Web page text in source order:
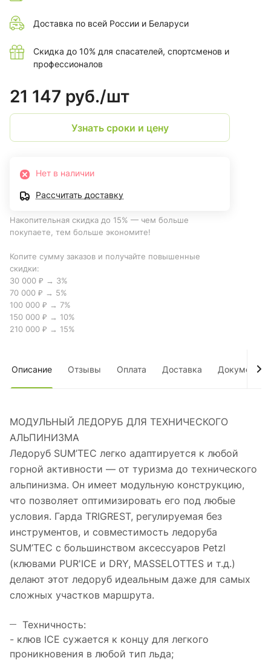
Доставка по всей России и Беларуси
Скидка до 10% для спасателей, спортсменов и
профессионалов
21 147 руб./шт
Узнать сроки и цену
Нет в наличии
Рассчитать доставку
Накопительная скидка до 15% — чем больше
покупаете, тем больше экономите!
Копите сумму заказов и получайте повышенные
скидки:
30 000 ₽ → 3%
70 000 ₽ → 5%
100 000 ₽ → 7%
150 000 ₽ → 10%
210 000 ₽ → 15%
Описание Отзывы Оплата Доставка Документы
МОДУЛЬНЫЙ ЛЕДОРУБ ДЛЯ ТЕХНИЧЕСКОГО
АЛЬПИНИЗМА
Ледоруб SUM’TEC легко адаптируется к любой
горной активности — от туризма до технического
альпинизма. Он имеет модульную конструкцию,
что позволяет оптимизировать его под любые
условия. Гарда TRIGREST, регулируемая без
инструментов, и совместимость ледоруба
SUM’TEC с большинством аксессуаров Petzl
(клювами PUR'ICE и DRY, MASSELOTTES и т.д.)
делают этот ледоруб идеальным даже для самых
сложных участков маршрута.
Техничность:
- клюв ICE сужается к концу для легкого
проникновения в любой тип льда;